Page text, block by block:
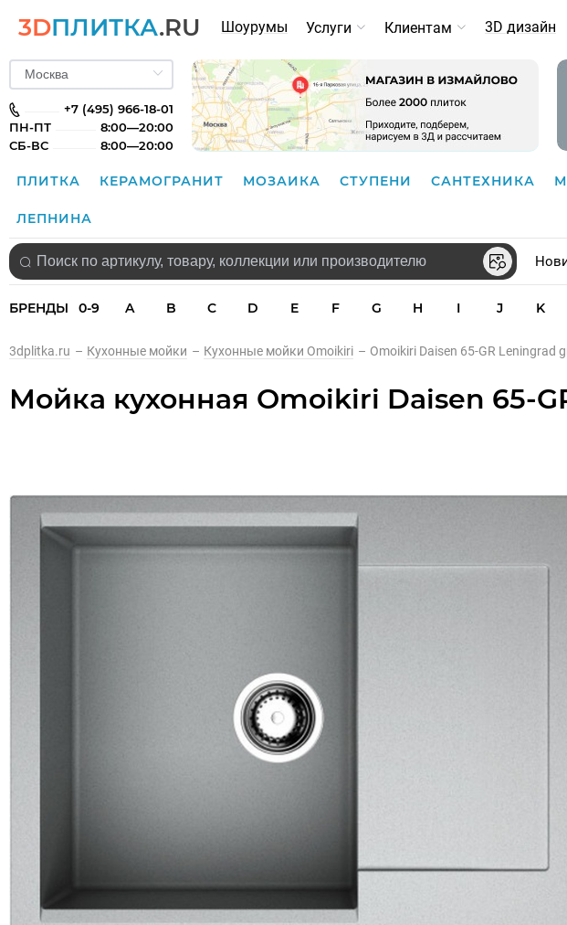
3DПЛИТКА.RU Шоурумы Услуги Клиентам 3D дизайн
+7 (495) 966-18-01
ПН-ПТ
8:00—20:00
СБ-ВС
8:00—20:00
ПЛИТКА КЕРАМОГРАНИТ МОЗАИКА СТУПЕНИ САНТЕХНИКА
ЛЕПНИНА
БРЕНДЫ 0-9 A B C D E F G H I J K
3dplitka.ru – Кухонные мойки – Кухонные мойки Omoikiri – Omoikiri Daisen 65-GR Leningrad
Мойка кухонная Omoikiri Daisen 65-